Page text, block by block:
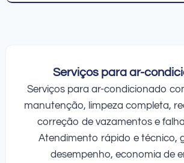
Serviços para ar-
Serviços para ar-condicionado
manutenção, limpeza completa,
correção de vazamentos e
Atendimento rápido e técnico,
desempenho, economia de